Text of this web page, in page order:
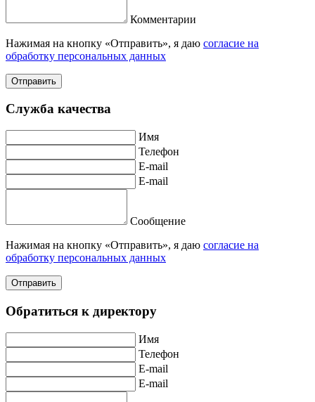
Комментарии
Нажимая на кнопку «Отправить», я даю согласие на
обработку персональных данных
Отправить
Служба качества
Имя
Телефон
E-mail
E-mail
Сообщение
Нажимая на кнопку «Отправить», я даю согласие на
обработку персональных данных
Отправить
Обратиться к директору
Имя
Телефон
E-mail
E-mail